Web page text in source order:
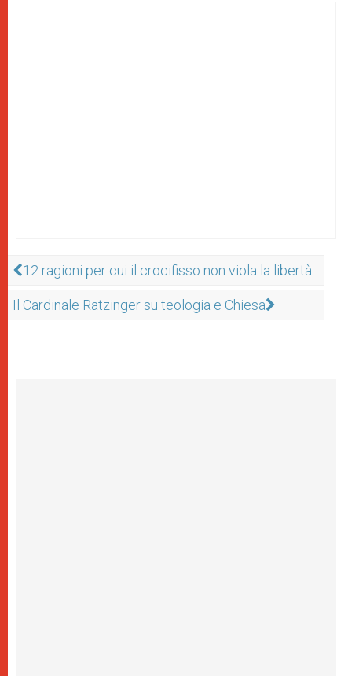
12 ragioni per cui il crocifisso non viola la libertà
Il Cardinale Ratzinger su teologia e Chiesa